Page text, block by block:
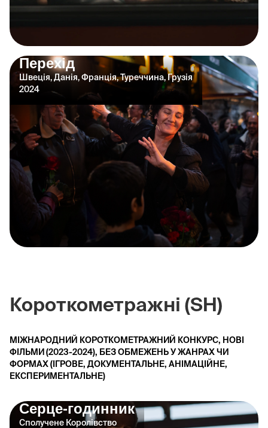
Перехід
Швеція, Данія, Франція, Туреччина, Грузія
2024
Короткометражні (SH)
МІЖНАРОДНИЙ КОРОТКОМЕТРАЖНИЙ КОНКУРС, НОВІ
ФІЛЬМИ (2023-2024), БЕЗ ОБМЕЖЕНЬ У ЖАНРАХ ЧИ
ФОРМАХ (ІГРОВЕ, ДОКУМЕНТАЛЬНЕ, АНІМАЦІЙНЕ,
ЕКСПЕРИМЕНТАЛЬНЕ)
Серце-годинник
Сполучене Королівство